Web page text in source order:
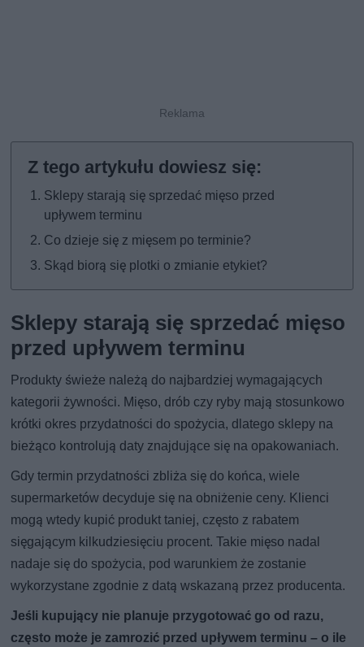
Sklepy starają się sprzedać mięso przed
upływem terminu
Co dzieje się z mięsem po terminie?
Skąd biorą się plotki o zmianie etykiet?
Sklepy starają się sprzedać mięso
przed upływem terminu
Produkty świeże należą do najbardziej wymagających
kategorii żywności. Mięso, drób czy ryby mają stosunkowo
krótki okres przydatności do spożycia, dlatego sklepy na
bieżąco kontrolują daty znajdujące się na opakowaniach.
Gdy termin przydatności zbliża się do końca, wiele
supermarketów decyduje się na obniżenie ceny. Klienci
mogą wtedy kupić produkt taniej, często z rabatem
sięgającym kilkudziesięciu procent. Takie mięso nadal
nadaje się do spożycia, pod warunkiem że zostanie
wykorzystane zgodnie z datą wskazaną przez producenta.
Jeśli kupujący nie planuje przygotować go od razu,
często może je zamrozić przed upływem terminu – o ile